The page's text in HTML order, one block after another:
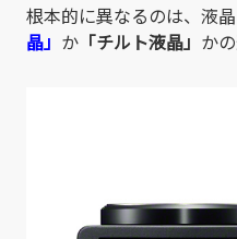
根本的に異なるのは、液
晶」 か 「チルト液晶」 か